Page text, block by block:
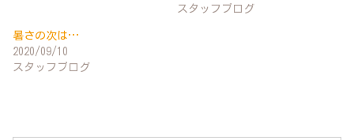
スタッフブログ
暑さの次は…
2020/09/10
スタッフブログ